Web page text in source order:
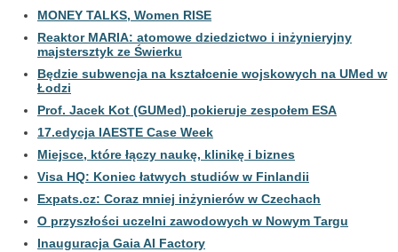
MONEY TALKS, Women RISE
Reaktor MARIA: atomowe dziedzictwo i inżynieryjny
majstersztyk ze Świerku
Będzie subwencja na kształcenie wojskowych na UMed w
Łodzi
Prof. Jacek Kot (GUMed) pokieruje zespołem ESA
17.edycja IAESTE Case Week
Miejsce, które łączy naukę, klinikę i biznes
Visa HQ: Koniec łatwych studiów w Finlandii
Expats.cz: Coraz mniej inżynierów w Czechach
O przyszłości uczelni zawodowych w Nowym Targu
Inauguracja Gaia AI Factory